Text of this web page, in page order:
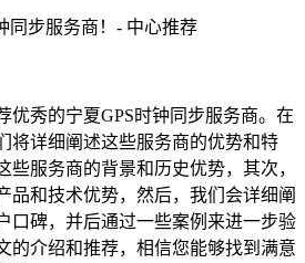
步服务商！- 中心推荐
秀的宁夏GPS时钟同步服务商。在
将详细阐述这些服务商的优势和特
些服务商的背景和历史优势，其次，
品和技术优势，然后，我们会详细阐
口碑，并后通过一些案例来进一步验
的介绍和推荐，相信您能够找到满意